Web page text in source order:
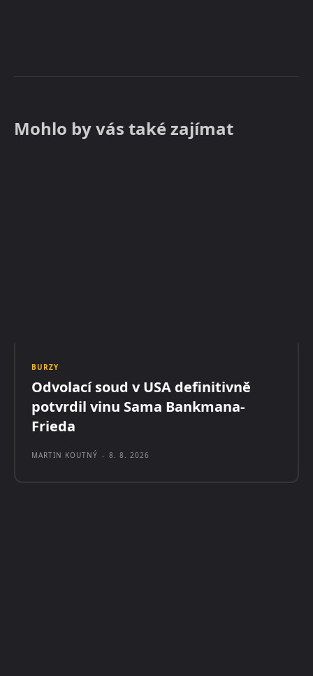
Mohlo by vás také zajímat
BURZY
Odvolací soud v USA definitivně
potvrdil vinu Sama Bankmana-
Frieda
MARTIN KOUTNÝ - 8. 8. 2026